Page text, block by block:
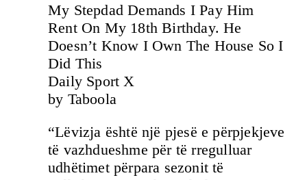
My Stepdad Demands I Pay Him
Rent On My 18th Birthday. He
Doesn’t Know I Own The House So I
Did This
Daily Sport X
by Taboola
“Lëvizja është një pjesë e përpjekjeve
të vazhdueshme për të rregulluar
udhëtimet përpara sezonit të